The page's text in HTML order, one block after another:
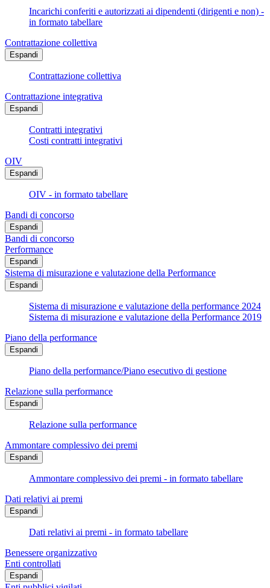
Incarichi conferiti e autorizzati ai dipendenti (dirigenti e non) -
in formato tabellare
Contrattazione collettiva
Espandi
Contrattazione collettiva
Contrattazione integrativa
Espandi
Contratti integrativi
Costi contratti integrativi
OIV
Espandi
OIV - in formato tabellare
Bandi di concorso
Espandi
Bandi di concorso
Performance
Espandi
Sistema di misurazione e valutazione della Performance
Espandi
Sistema di misurazione e valutazione della performance 2024
Sistema di misurazione e valutazione della Performance 2019
Piano della performance
Espandi
Piano della performance/Piano esecutivo di gestione
Relazione sulla performance
Espandi
Relazione sulla performance
Ammontare complessivo dei premi
Espandi
Ammontare complessivo dei premi - in formato tabellare
Dati relativi ai premi
Espandi
Dati relativi ai premi - in formato tabellare
Benessere organizzativo
Enti controllati
Espandi